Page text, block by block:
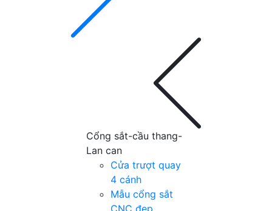
Cổng sắt-cầu thang-
Lan can
Cửa trượt quay
4 cánh
Mẫu cổng sắt
CNC đẹp